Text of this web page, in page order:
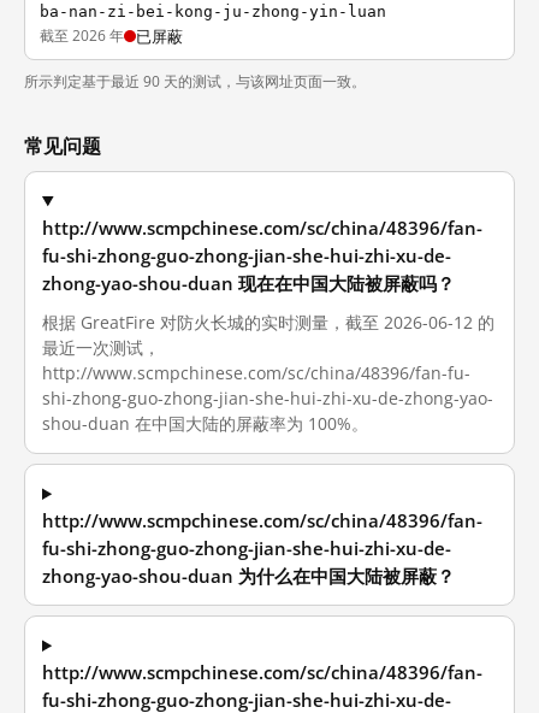
ba-nan-zi-bei-kong-ju-zhong-yin-luan
截至 2026 年 已屏蔽
所示判定基于最近 90 天的测试，与该网址页面一致。
常见问题
http://www.scmpchinese.com/sc/china/48396/fan-
fu-shi-zhong-guo-zhong-jian-she-hui-zhi-xu-de-
zhong-yao-shou-duan 现在在中国大陆被屏蔽吗？
根据 GreatFire 对防火长城的实时测量，截至 2026-06-12 的
最近一次测试，
http://www.scmpchinese.com/sc/china/48396/fan-fu-
shi-zhong-guo-zhong-jian-she-hui-zhi-xu-de-zhong-yao-
shou-duan 在中国大陆的屏蔽率为 100%。
http://www.scmpchinese.com/sc/china/48396/fan-
fu-shi-zhong-guo-zhong-jian-she-hui-zhi-xu-de-
zhong-yao-shou-duan 为什么在中国大陆被屏蔽？
http://www.scmpchinese.com/sc/china/48396/fan-
fu-shi-zhong-guo-zhong-jian-she-hui-zhi-xu-de-